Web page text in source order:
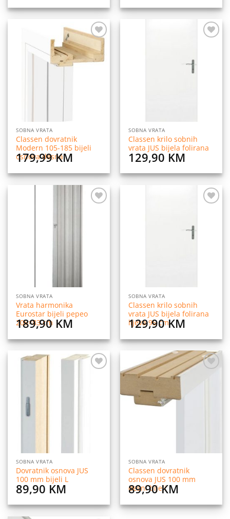
Dodaj
na
listu
SOBNA VRATA
Classen dovratnik
Modern 105-185 bijeli
osnova desna
179,99KM
SOBNA VRATA
Classen krilo sobnih
vrata JUS bijela folirana
129,90KM
SOBNA VRATA
Vrata harmonika
Eurostar bijeli pepeo
205×83 cm
189,90KM
SOBNA VRATA
Classen krilo sobnih
vrata JUS bijela folirana
lijeva 95 cm
129,90KM
SOBNA VRATA
Dovratnik osnova JUS
100 mm bijeli L
89,90 KM
SOBNA VRATA
Classen dovratnik
osnova JUS 100 mm
desni bijeli
89,90KM